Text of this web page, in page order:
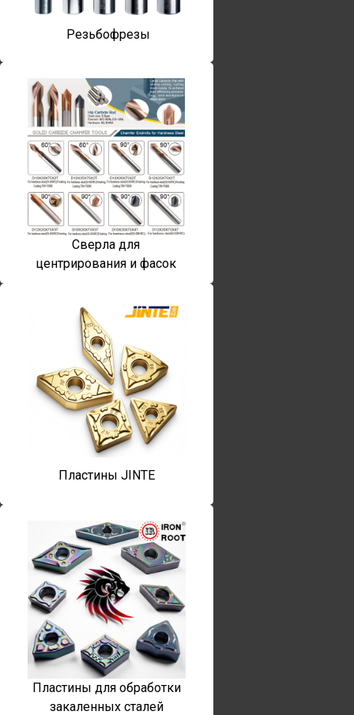
Резьбофрезы
Сверла для
центрирования и фасок
Пластины JINTE
Пластины для обработки
закаленных сталей